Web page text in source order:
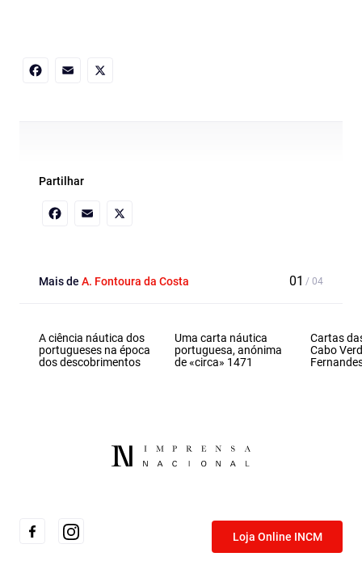
Partilhar
Mais de A. Fontoura da Costa
A ciência náutica dos
portugueses na época
dos descobrimentos
Uma carta náutica
portuguesa, anónima
de «circa» 1471
Cartas
Cabo
Loja Online INCM